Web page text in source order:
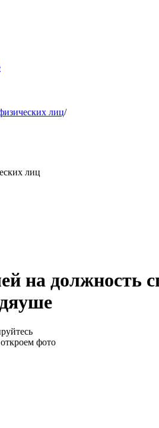
лиц/
лиц
на должность
фото